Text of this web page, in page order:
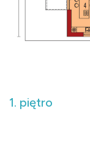
1. piętro